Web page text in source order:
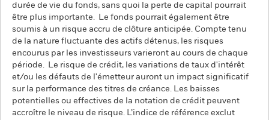
durée de vie du fonds, sans quoi la perte de capital pourrait
être plus importante. Le fonds pourrait également être
soumis à un risque accru de clôture anticipée. Compte tenu
de la nature fluctuante des actifs détenus, les risques
encourus par les investisseurs varieront au cours de chaque
période. Le risque de crédit, les variations de taux d'intérêt
et/ou les défauts de l'émetteur auront un impact significatif
sur la performance des titres de créance. Les baisses
potentielles ou effectives de la notation de crédit peuvent
accroître le niveau de risque. L’indice de référence exclut